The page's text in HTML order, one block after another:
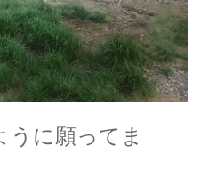
うに願ってま